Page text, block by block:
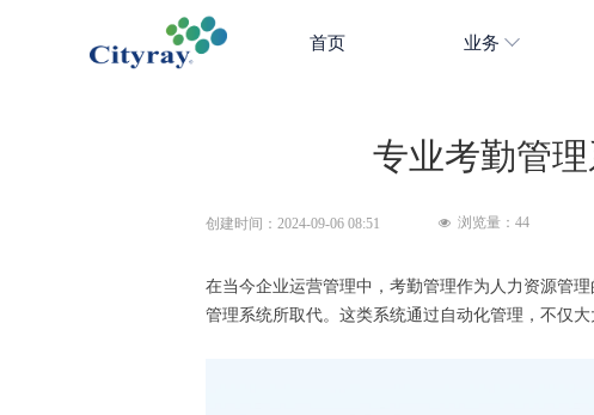
首页 业务
专业考勤管
在当今企业运营管理中，考勤管理作为人力资源管
管理系统所取代。这类系统通过自动化管理，不仅
创建时间： 2024-09-06 08:51 넶 浏览量： 44